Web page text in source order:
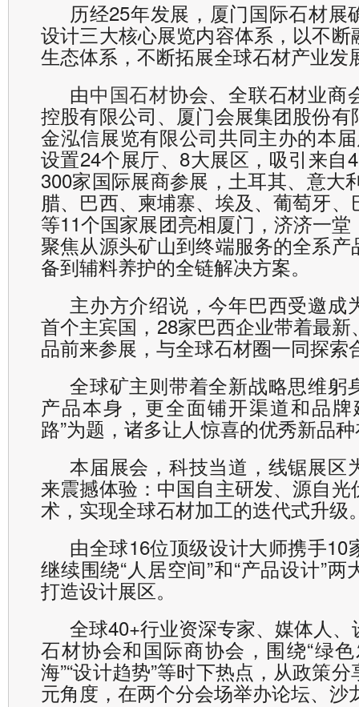
历经25年发展，厦门国际石材展
设计三大核心展览内容体系，以不
生态体系，不断拓展全球石材产业发
由中国石材协会、全联石材业商
控股有限公司、厦门会展集团股份
金泓信展览有限公司共同主办的本
设置24个展厅、8大展区，吸引来自
300家国际展商参展，土耳其、意大
腊、巴西、柬埔寨、埃及、葡萄牙
等11个国家展团亮相厦门，济济一
聚焦从源头矿山到终端服务的全系
备到辅料养护的全链解决方案。
主办方介绍说，今年巴西受邀成
首个主宾国，28家巴西企业带着最
品前来参展，与全球石材圈一同探索
全球矿主则带着全新战略思维躬
产品本身，更全面铺开渠道和品
路”为题，诸多让人惊喜的优秀新品
本届展会，科技当道，线锯展区
来震撼体验：中国自主研发、源自
术，实现全球石材加工的迭代式升级
由全球16位顶级设计大师携手10
继续围绕“人居空间”和“产品设计”
打造设计展区。
全球40+行业资深专家、媒体人
石材协会和国际商协会，围绕“绿色
海”“设计趋势”等时下热点，从政策
元角度，在两个分会场举办论坛、沙